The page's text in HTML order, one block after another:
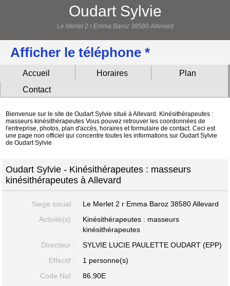
Oudart Sylvie
Le Merlet 2 r Emma Baroz 38580 Allevard
Afficher le téléphone *
Accueil Horaires
Plan
Contact
Bienvenue sur le site de Oudart Sylvie situé à Allevard. Kinésithérapeutes :
masseurs kinésithérapeutes Vous pouvez retrouver les coordonnées de
l'entreprise, photos, plan d'accès, horaires et formulaire de contact. Ceci est
une page non officiel qui concentre toutes les informations sur Oudart Sylvie
de Oudart Sylvie
Oudart Sylvie - Kinésithérapeutes : masseurs
kinésithérapeutes à Allevard
Siege social : Le Merlet 2 r Emma Baroz38580 Allevard
Activité(s) :
Kinésithérapeutes : masseurs
kinésithérapeutes
Directeur :
SYLVIE LUCIE PAULETTE OUDART (EPP)
Effectif :
1 personne(s)
Code Naf :
86.90E